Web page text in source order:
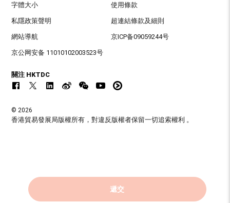
遞交
字體大小 使用條款
私隱政策聲明 超連結條款及細則
網站導航 京ICP备09059244号
京公网安备 11010102003523号
關注 HKTDC
© 2026
香港貿易發展局版權所有，對違反版權者保留一切追索權利 。